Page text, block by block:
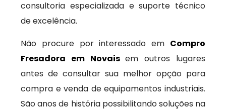
consultoria especializada e suporte técnico
de excelência.
Não procure por interessado em Compro
Fresadora em Novaisem outros lugares
antes de consultar sua melhor opção para
compra e venda de equipamentos industriais.
São anos de história possibilitando soluções na